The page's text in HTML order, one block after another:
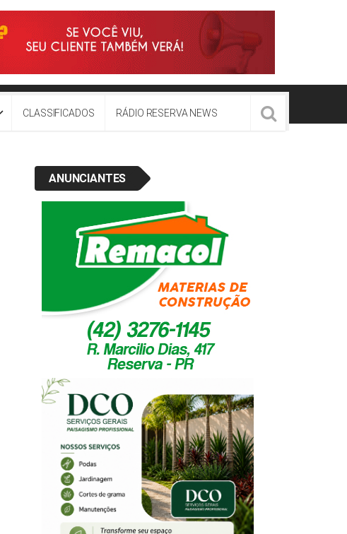
CLASSIFICADOS RÁDIO RESERVA NEWS
ANUNCIANTES